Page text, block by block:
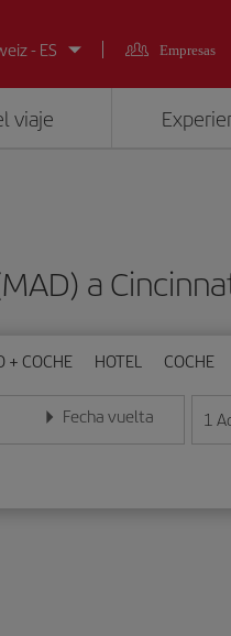
- ES
Empresas
viaje
a
+ COCHE HOTEL COCHE
en formato día/mes/año
Fecha vuelta
Introduce la fecha en 1